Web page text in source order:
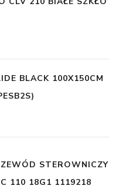
BLACK 100X150CM
STEROWNICZY
110 18G1 1119218